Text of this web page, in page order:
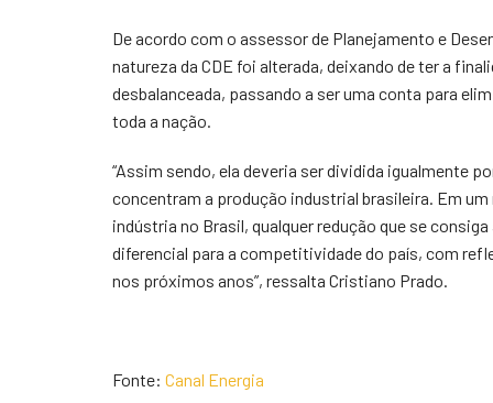
De acordo com o assessor de Planejamento e
natureza da CDE foi alterada, deixando de ter a
desbalanceada, passando a ser uma conta para
toda a nação.
“Assim sendo, ela deveria ser dividida igualmente
concentram a produção industrial brasileira. Em
indústria no Brasil, qualquer redução que se
diferencial para a competitividade do país, com
nos próximos anos”, ressalta Cristiano Prado.
Fonte: Canal Energia